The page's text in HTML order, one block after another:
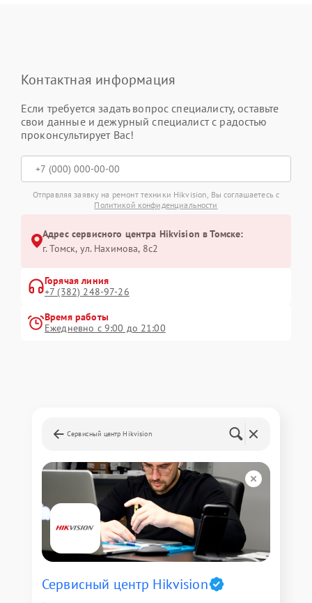
Контактная информация
Если требуется задать вопрос специалисту, оставьте
свои данные и дежурный специалист с радостью
проконсультирует Вас!
Отправляя заявку на ремонт техники Hikvision, Вы соглашаетесь с
Политикой конфиденциальности
Адрес сервисного центра Hikvision в Томске:
г. Томск, ул. Нахимова, 8с2
Горячая линия
+7 (382) 248-97-26
Время работы
Ежедневно с 9:00 до 21:00
Сервисный центр Hikvision
Сервисный центр Hikvision